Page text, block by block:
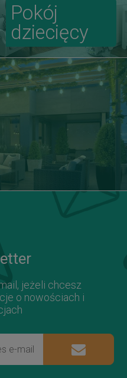
Pokój
dziecięcy
jeżeli chcesz
o nowościach i